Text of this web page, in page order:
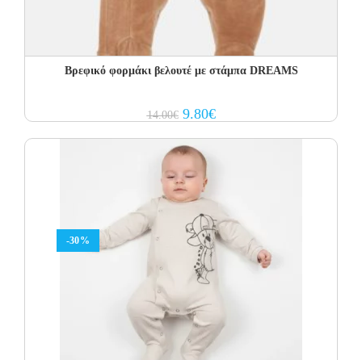
Βρεφικό φορμάκι βελουτέ με στάμπα DREAMS
14.00€ Original
price
14.00€.
9.80€Current
price
-30%